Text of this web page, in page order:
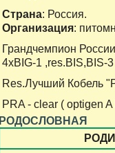
Страна: Россия.
Организация:
Грандчемпион
4хBIG-1 ,res.BIS,BIS-
Res.Лучший Кобель
PRA - clear ( optigen
РОДОСЛОВНАЯ